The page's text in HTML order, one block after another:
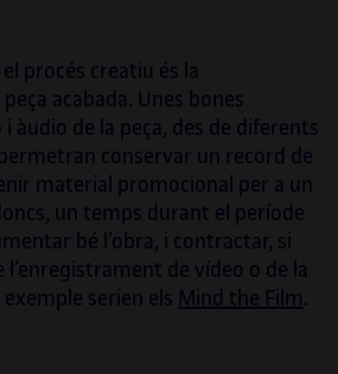
procés creatiu és la
acabada. Unes bones
àudio de la peça, des de diferents
conservar un record de
material promocional per a un
un temps durant el període
bé l’obra, i contractar, si
l’enregistrament de vídeo o de la
serien els Mind the Film .
i productora
en art, ciència i
a la ciència i l’enginyeria,
Irma Vilà s’integra en